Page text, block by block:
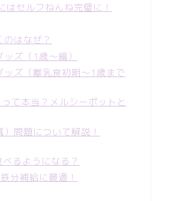
はセルフねんね完璧に！
はなぜ？
ズ（1歳～編）
ズ（離乳食初期～1歳まで
て本当？メルシーポットと
問題について解説！
るようになる？
分補給に最適！